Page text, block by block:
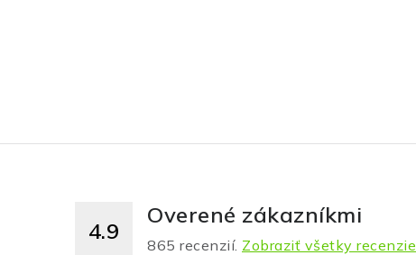
4.9
Overené zákazníkmi
865 recenzií. Zobraziť všetky recenzie